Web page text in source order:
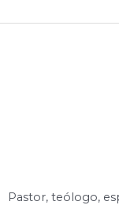
Pastor, teólogo,